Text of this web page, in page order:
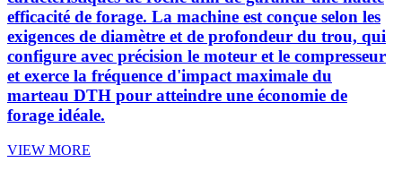
efficacité de forage. La machine est conçue selon les
exigences de diamètre et de profondeur du trou, qui
configure avec précision le moteur et le compresseur
et exerce la fréquence d'impact maximale du
marteau DTH pour atteindre une économie de
forage idéale.
VIEW MORE